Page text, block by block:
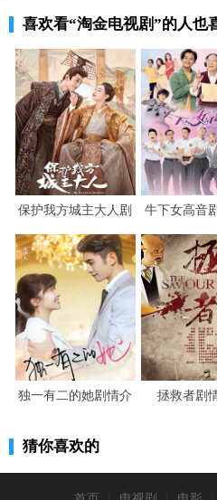
找到砂金便把他扔在了半路。
能打着手电筒，在深夜的丛林
人切勿贪心，尤其是淘金客，
带他回家。武建超、王甜水和
嘴上说是为了找玛德堡，王甜
保金和赵胜利。陈保金走了好
了休息的功夫。老掸和阿秋一
下的一起上船。赵胜利就被留
充满了不甘心。夜晚，赵胜利
林间，不远处有个火堆，赵胜
陈保金。阿莱问王甜水来拱马
她不懂规矩，淘金客不问来处
题，武建超想着结束这一趟带
老掸半路上丢下了他，
喜欢看“淘金电视剧”的人也
保护我方城主大人剧
情介绍
牛下女高音
独一有二的她剧情介
拯救者剧
猜你喜欢的